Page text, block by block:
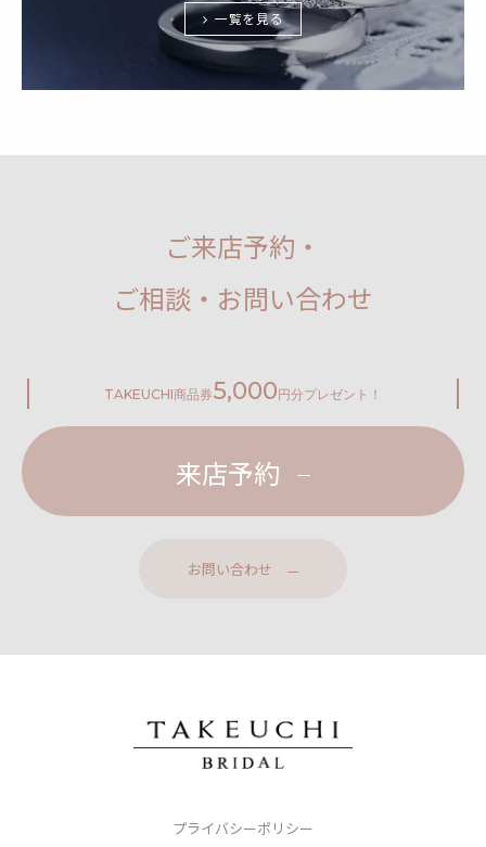
一覧を見る
ご来店予約・
ご相談・お問い合わせ
TAKEUCHI商品券5,000円分プレゼント！
来店予約
お問い合わせ
プライバシーポリシー